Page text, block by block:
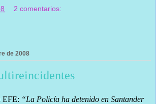
2 comentarios:
de 2008
EFE: “La Policía ha detenido en Santander